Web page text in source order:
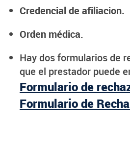
Credencial de afiliacion.
Orden médica.
Hay dos formularios de
que el prestador puede
Formulario de
Formulario de